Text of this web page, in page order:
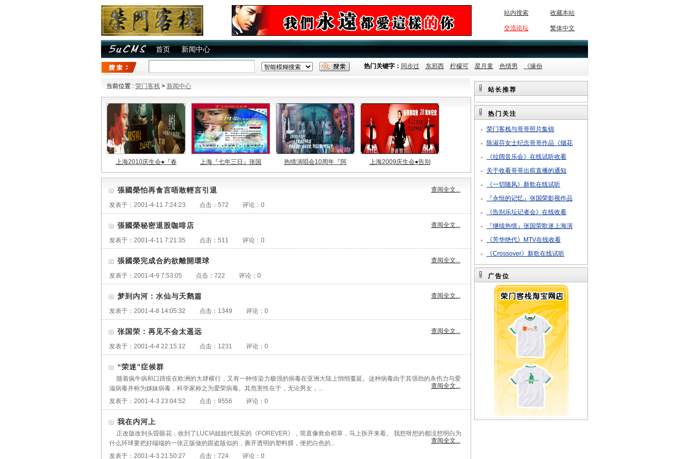
站内搜索 收藏本站
交流论坛 繁体中文
首页 新闻中心
热门关键字： 同步过 东邪西 柠檬可 星月童 色情男 《缘份
当前位置 : 荣门客栈 > 新闻中心
上海2010庆生会●『春 上海『七年三日』张国 热情演唱会10周年『阿 上海2009庆生会●告别
張國榮怕再食言唔敢輕言引退
发表于： 2001-4-11 7:24:23 点击： 572 评论： 0
查阅全文...
張國榮秘密退股咖啡店
发表于： 2001-4-11 7:21:35 点击： 511 评论： 0
查阅全文...
張國榮完成合約欲離開環球
发表于： 2001-4-9 7:53:05 点击： 722 评论： 0
查阅全文...
梦到内河：水仙与天鹅篇
发表于： 2001-4-8 14:05:32 点击： 1349 评论： 0
查阅全文...
张国荣：再见不会太遥远
发表于： 2001-4-4 22:15:12 点击： 1231 评论： 0
查阅全文...
“荣迷”症候群
随着疯牛病和口蹄疫在欧洲的大肆横行，又有一种传染力极强的病毒在亚洲大陆上悄悄蔓延。这种病毒由于其强劲的杀伤力与爱
滋病毒并称为姊妹病毒，科学家称之为爱荣病毒。其危害性在于，无论男女，...
发表于： 2001-4-3 23:04:52 点击： 9556 评论： 0
查阅全文...
我在内河上
正改版改到头昏眼花，收到了LUCIA姐姐代我买的《FOREVER》，简直像救命稻草，马上拆开来看。 我想呀想的都没想明白为
什么环球要把好端端的一张正版做的跟盗版似的，撕开透明的塑料膜，便把白色的...
发表于： 2001-4-3 21:50:27 点击： 724 评论： 0
查阅全文...
站长推荐
热门关注
荣门客栈与哥哥照片集锦
陈淑芬女士纪念哥哥作品《烟花
《拉阔音乐会》在线试听收看
关于收看哥哥出殡直播的通知
《一切随风》新歌在线试听
『永恒的记忆』张国荣影视作品
《告别乐坛记者会》在线收看
『继续热情』张国荣歌迷上海演
《芳华绝代》MTV在线收看
《Crossover》新歌在线试听
广告位